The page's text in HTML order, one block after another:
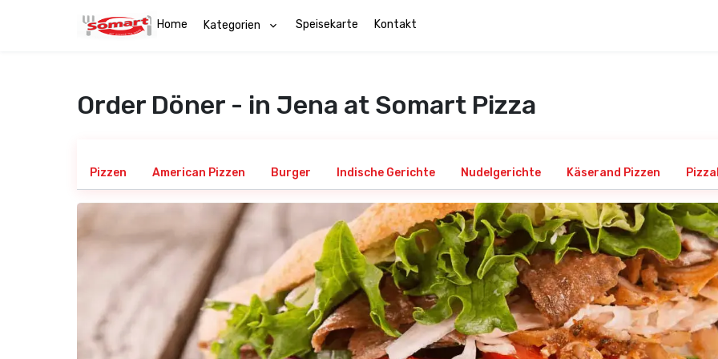
Home Kategorien Speisekarte Kontakt
Order Döner - in Jena at Somart Pizza
Pizzen American Pizzen Burger Indische Gerichte Nudelgerichte Käserand Pizzen